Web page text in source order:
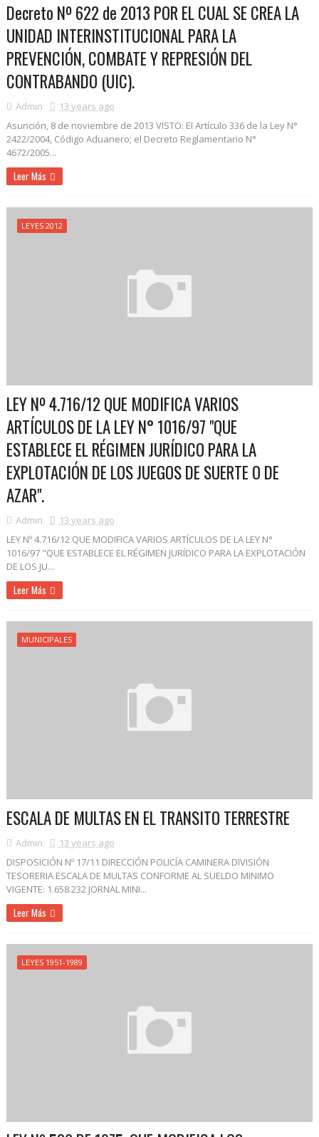
Decreto Nº 622 de 2013 POR EL CUAL SE CREA LA
UNIDAD INTERINSTITUCIONAL PARA LA
PREVENCIÓN, COMBATE Y REPRESIÓN DEL
CONTRABANDO (UIC).
Admin
13 years ago
Asunción, 8 de noviembre de 2013 VISTO: El Artículo 336 de la Ley N°
2422/2004, Código Aduanero; el Decreto Reglamentario N°
4672/2005...
Leer Más
LEYES 2012
LEY Nº 4.716/12 QUE MODIFICA VARIOS
ARTÍCULOS DE LA LEY N° 1016/97 "QUE
ESTABLECE EL RÉGIMEN JURÍDICO PARA LA
EXPLOTACIÓN DE LOS JUEGOS DE SUERTE O DE
AZAR".
Admin
13 years ago
LEY Nº 4.716/12 QUE MODIFICA VARIOS ARTÍCULOS DE LA LEY N°
1016/97 "QUE ESTABLECE EL RÉGIMEN JURÍDICO PARA LA EXPLOTACIÓN
DE LOS JU...
Leer Más
MUNICIPALES
ESCALA DE MULTAS EN EL TRANSITO TERRESTRE
Admin
13 years ago
DISPOSICIÓN Nº 17/11 DIRECCIÓN POLICÍA CAMINERA DIVISIÓN
TESORERIA ESCALA DE MULTAS CONFORME AL SUELDO MINIMO
VIGENTE: 1.658.232 JORNAL MINI...
Leer Más
LEYES 1951-1989